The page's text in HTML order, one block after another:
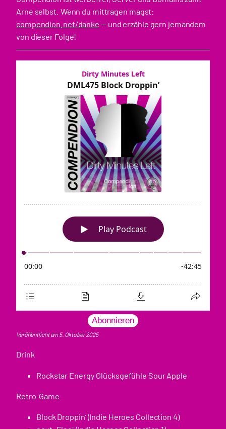
Arne selbst. Wenn du mittragen magst:
compendion.net/danke — und erzähle gern jemandem
von dieser Folge!
Abonnieren
Veröffentlicht am 5. Oktober 2025
Drink
Rockstar Energy Glücksgefühle Sour Apple
Retro-Game
Block Droppin’ (Indie Heroes Collection 4)